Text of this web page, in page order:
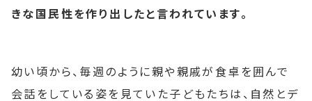
きな国民性を作り出したと言われています。
幼い頃から、毎週のように親や親戚が食卓を囲んで
会話をしている姿を見ていた子どもたちは、自然とデ